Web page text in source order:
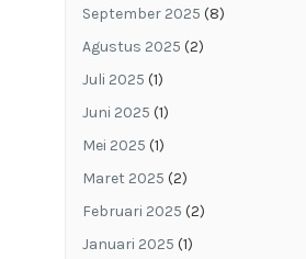
September 2025 (8)
Agustus 2025 (2)
Juli 2025 (1)
Juni 2025 (1)
Mei 2025 (1)
Maret 2025 (2)
Februari 2025 (2)
Januari 2025 (1)